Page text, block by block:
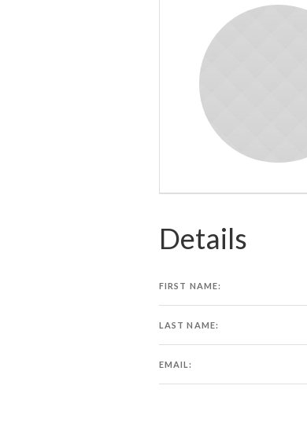
Details
FIRST NAME:
LAST NAME:
EMAIL: